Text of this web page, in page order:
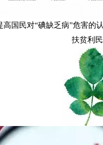
国民对“碘缺乏病”危害
扶贫利民